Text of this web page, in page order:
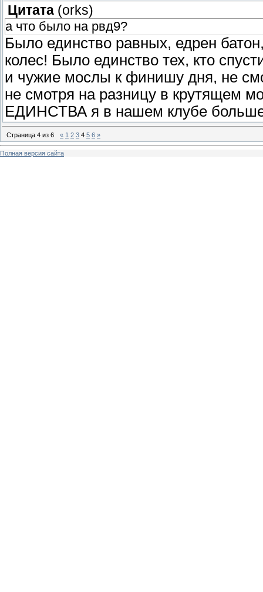
Цитата (orks)
а что было на рвд9?
Было единство равных, едрен
колес! Было единство тех, кто
и чужие мослы к финишу дня, не
не смотря на разницу в крутящем
ЕДИНСТВА я в нашем клубе
Страница 4 из 6 « 1 2 3 4 5 6 »
Полная версия сайта